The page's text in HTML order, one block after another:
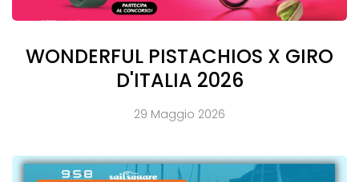
WONDERFUL PISTACHIOS X GIRO
D'ITALIA 2026
29 Maggio 2026